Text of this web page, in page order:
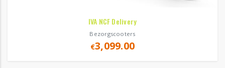
IVA NCF Delivery
Bezorgscooters
€3,099.00